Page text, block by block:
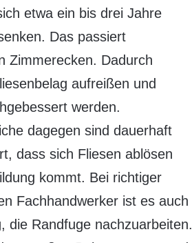
etwa ein bis drei Jahre
Das passiert
Zimmerecken. Dadurch
aufreißen und
werden.
dagegen sind dauerhaft
dass sich Fliesen ablösen
kommt. Bei richtiger
Fachhandwerker ist es auch
die Randfuge nachzuarbeiten.